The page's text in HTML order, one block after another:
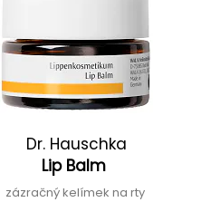
Dr. Hauschka
Lip Balm
zázračný kelímek na rty